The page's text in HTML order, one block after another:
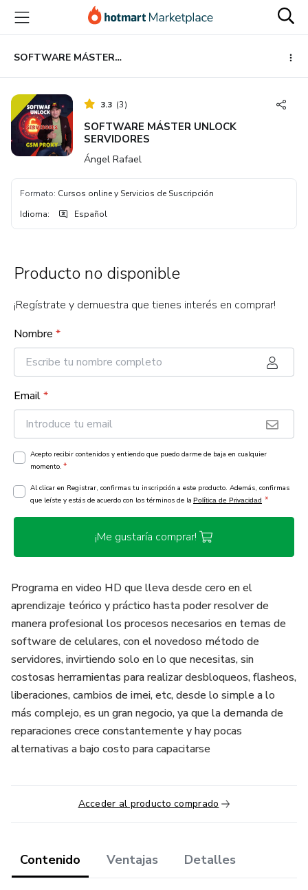
principal
página
de
página
SOFTWARE MÁSTER UNLOCK SERVIDORES
3.3 (3)
SOFTWARE MÁSTER UNLOCK
SERVIDORES
Ángel Rafael
Formato: Cursos online y Servicios de Suscripción
Idioma: Español
Producto no disponible
¡Regístrate y demuestra que tienes interés en comprar!
Nombre *
Email*
Acepto recibir contenidos y entiendo que puedo darme de baja en cualquier
momento. *
Al clicar en Registrar, confirmas tu inscripción a este producto. Además, confirmas
que leíste y estás de acuerdo con los términos de la Política de Privacidad *
¡Me gustaría comprar!
Programa en video HD que lleva desde cero en el
aprendizaje teórico y práctico hasta poder resolver de
manera profesional los procesos necesarios en temas de
software de celulares, con el novedoso método de
servidores, invirtiendo solo en lo que necesitas, sin
costosas herramientas para realizar desbloqueos, flasheos,
liberaciones, cambios de imei, etc, desde lo simple a lo
más complejo, es un gran negocio, ya que la demanda de
reparaciones crece constantemente y hay pocas
alternativas a bajo costo para capacitarse
Acceder al producto comprado
Contenido Ventajas Detalles